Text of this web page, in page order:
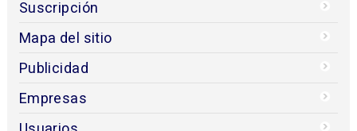
Suscripción
Mapa del sitio
Publicidad
Empresas